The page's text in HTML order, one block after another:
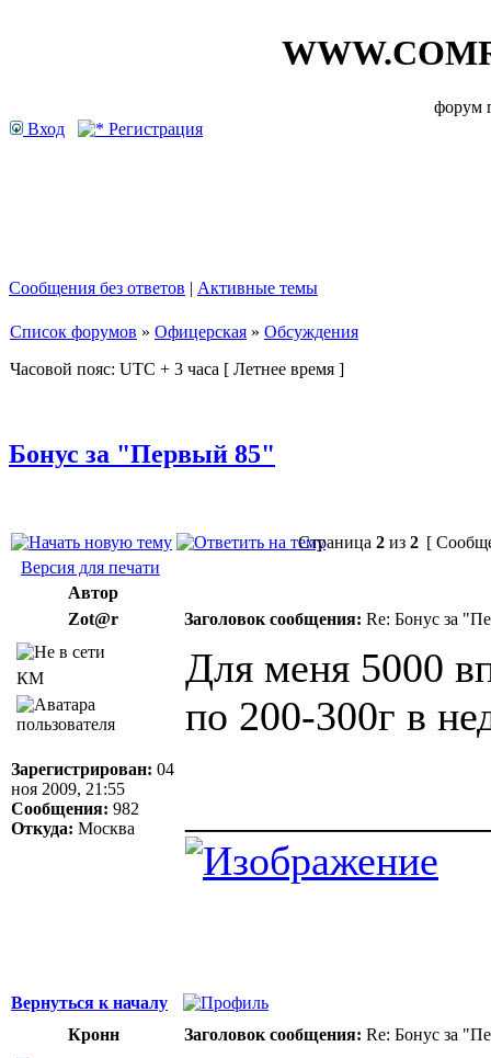
форум
Вход
Регистрация
Сообщения без ответов | Активные темы
Список форумов » Офицерская » Обсуждения
Часовой пояс: UTC + 3 часа [ Летнее время ]
Бонус за "Первый 85"
Страница 2 из 2 [
Версия для печати
Автор
Zot@r
Заголовок сообщения: Re: Бонус за
КМ
Зарегистрирован: 04
ноя 2009, 21:55
Сообщения: 982
Откуда: Москва
Для меня 5000
по 200-300г в
Вернуться к началу
Кронн
Заголовок сообщения: Re: Бонус за